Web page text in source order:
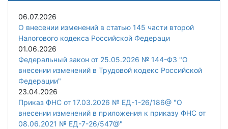
06.07.2026
О внесении изменений в статью 145 части второй
Налогового кодекса Российской Федераци
01.06.2026
Федеральный закон от 25.05.2026 № 144-ФЗ "О
внесении изменений в Трудовой кодекс Российской
Федерации"
23.04.2026
Приказ ФНС от 17.03.2026 № ЕД-1-26/186@ "О
внесении изменений в приложения к приказу ФНС от
08.06.2021 № ЕД-7-26/547@"